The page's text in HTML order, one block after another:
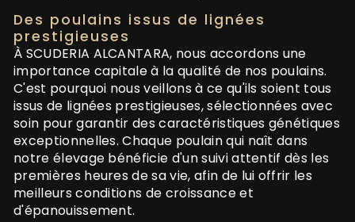
Des poulains issus de lignées
prestigieuses
À SCUDERIA ALCANTARA, nous accordons une
importance capitale à la qualité de nos poulains.
C'est pourquoi nous veillons à ce qu'ils soient tous
issus de lignées prestigieuses, sélectionnées avec
soin pour garantir des caractéristiques génétiques
exceptionnelles. Chaque poulain qui naît dans
notre élevage bénéficie d'un suivi attentif dès les
premières heures de sa vie, afin de lui offrir les
meilleurs conditions de croissance et
d'épanouissement.